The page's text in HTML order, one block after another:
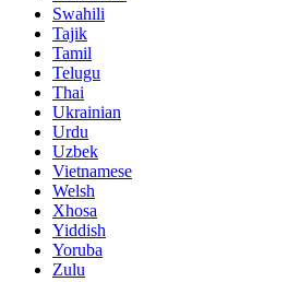
Swahili
Tajik
Tamil
Telugu
Thai
Ukrainian
Urdu
Uzbek
Vietnamese
Welsh
Xhosa
Yiddish
Yoruba
Zulu